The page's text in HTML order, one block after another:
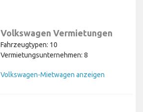
Volkswagen Vermietungen
Fahrzeugtypen: 10
Vermietungsunternehmen: 8
Volkswagen-Mietwagen anzeigen